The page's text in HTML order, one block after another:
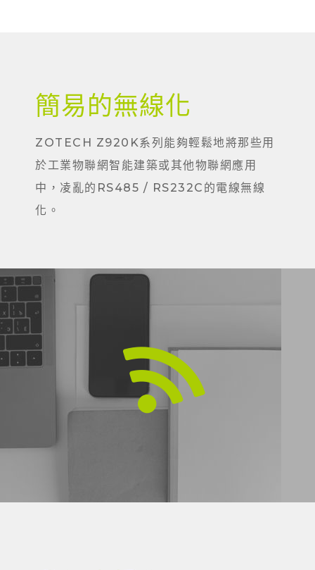
簡易的無線化
ZOTECH Z920K系列能夠輕鬆地將那些用
於工業物聯網智能建築或其他物聯網應用
中，凌亂的RS485 / RS232C的電線無線
化。